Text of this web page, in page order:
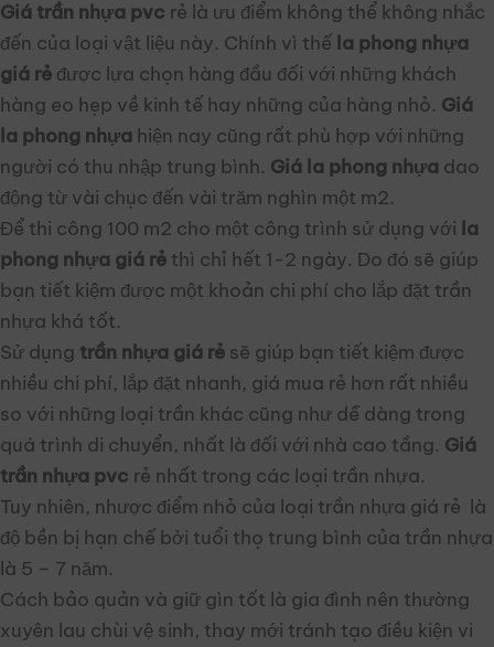
Giá trần nhựa pvc rẻ là ưu điểm không thể không nhắc
đến của loại vật liệu này. Chính vì thế la phong nhựa
giá rẻ được lựa chọn hàng đầu đối với những khách
hàng eo hẹp về kinh tế hay những của hàng nhỏ. Giá
la phong nhựa hiện nay cũng rất phù hợp với những
người có thu nhập trung bình. Giá la phong nhựa dao
động từ vài chục đến vài trăm nghìn một m2.
Để thi công 100 m2 cho một công trình sử dụng với la
phong nhựa giá rẻ thì chỉ hết 1-2 ngày. Do đó sẽ giúp
bạn tiết kiệm được một khoản chi phí cho lắp đặt trần
nhựa khá tốt.
Sử dụng trần nhựa giá rẻ sẽ giúp bạn tiết kiệm được
nhiều chi phí, lắp đặt nhanh, giá mua rẻ hơn rất nhiều
so với những loại trần khác cũng như dễ dàng trong
quá trình di chuyển, nhất là đối với nhà cao tầng. Giá
trần nhựa pvc rẻ nhất trong các loại trần nhựa.
Tuy nhiên, nhược điểm nhỏ của loại trần nhựa giá rẻ là
độ bền bị hạn chế bởi tuổi thọ trung bình của trần nhựa
là 5 – 7 năm.
Cách bảo quản và giữ gìn tốt là gia đình nên thường
xuyên lau chùi vệ sinh, thay mới tránh tạo điều kiện vi